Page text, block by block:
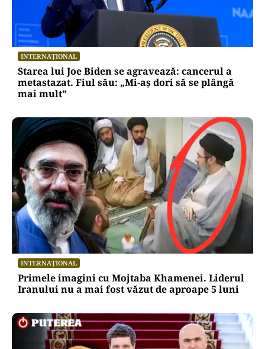
INTERNAȚIONAL
Starea lui Joe Biden se agravează: cancerul a
metastazat. Fiul său: „Mi-aș dori să se plângă
mai mult”
INTERNAȚIONAL
Primele imagini cu Mojtaba Khamenei. Liderul
Iranului nu a mai fost văzut de aproape 5 luni